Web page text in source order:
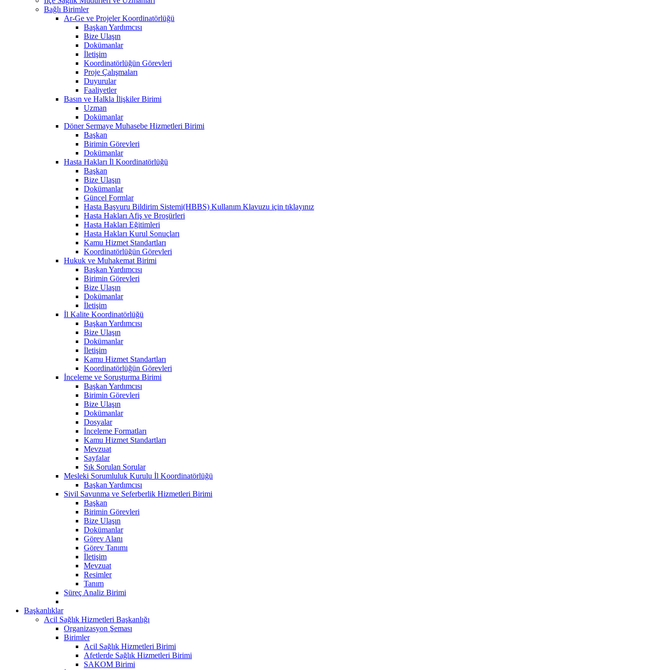
Bağlı Birimler
Ar-Ge ve Projeler Koordinatörlüğü
Başkan Yardımcısı
Bize Ulaşın
Dokümanlar
İletişim
Koordinatörlüğün Görevleri
Proje Çalışmaları
Duyurular
Faaliyetler
Basın ve Halkla İlişkiler Birimi
Uzman
Dokümanlar
Döner Sermaye Muhasebe Hizmetleri Birimi
Başkan
Birimin Görevleri
Dokümanlar
Hasta Hakları İl Koordinatörlüğü
Başkan
Bize Ulaşın
Dokümanlar
Güncel Formlar
Hasta Başvuru Bildirim Sistemi(HBBS) Kullanım Klavuzu için tıklayınız
Hasta Hakları Afiş ve Broşürleri
Hasta Hakları Eğitimleri
Hasta Hakları Kurul Sonuçları
Kamu Hizmet Standartları
Koordinatörlüğün Görevleri
Hukuk ve Muhakemat Birimi
Başkan Yardımcısı
Birimin Görevleri
Bize Ulaşın
Dokümanlar
İletişim
İl Kalite Koordinatörlüğü
Başkan Yardımcısı
Bize Ulaşın
Dokümanlar
İletişim
Kamu Hizmet Standartları
Koordinatörlüğün Görevleri
İnceleme ve Soruşturma Birimi
Başkan Yardımcısı
Birimin Görevleri
Bize Ulaşın
Dokümanlar
Dosyalar
İnceleme Formatları
Kamu Hizmet Standartları
Mevzuat
Sayfalar
Sık Sorulan Sorular
Mesleki Sorumluluk Kurulu İl Koordinatörlüğü
Başkan Yardımcısı
Sivil Savunma ve Seferberlik Hizmetleri Birimi
Başkan
Birimin Görevleri
Bize Ulaşın
Dokümanlar
Görev Alanı
Görev Tanımı
İletişim
Mevzuat
Resimler
Tanım
Süreç Analiz Birimi
Başkanlıklar
Acil Sağlık Hizmetleri Başkanlığı
Organizasyon Şeması
Birimler
Acil Sağlık Hizmetleri Birimi
Afetlerde Sağlık Hizmetleri Birimi
SAKOM Birimi